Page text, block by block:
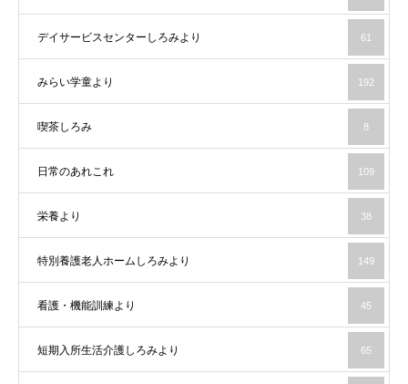
デイサービスセンターしろみより 61
みらい学童より 192
喫茶しろみ 8
日常のあれこれ 109
栄養より 38
特別養護老人ホームしろみより 149
看護・機能訓練より 45
短期入所生活介護しろみより 65